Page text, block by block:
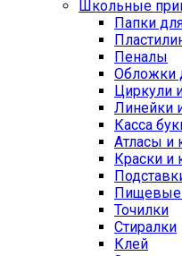
Школьные
Папки
Пеналы
Обложки
Циркули
Линейки
Касса
Атласы и
Краски и
Пищевые
Точилки
Стиралки
Клей